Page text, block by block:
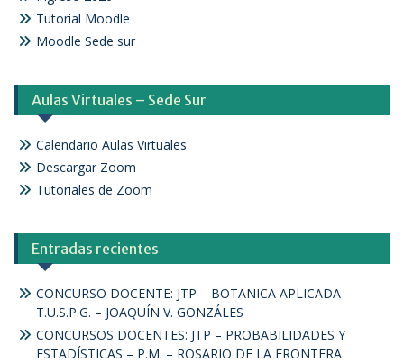
Tutorial Moodle
Moodle Sede sur
Aulas Virtuales – Sede Sur
Calendario Aulas Virtuales
Descargar Zoom
Tutoriales de Zoom
Entradas recientes
CONCURSO DOCENTE: JTP – BOTANICA APLICADA –
T.U.S.P.G. – JOAQUÍN V. GONZÁLES
CONCURSOS DOCENTES: JTP – PROBABILIDADES Y
ESTADÍSTICAS – P.M. – ROSARIO DE LA FRONTERA